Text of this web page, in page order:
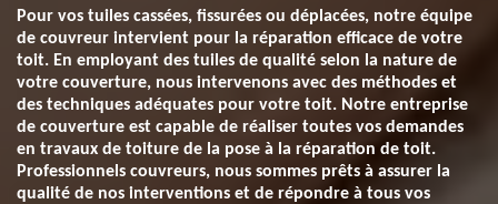
Pour vos tuiles cassées, fissurées ou déplacées, notre équipe
de couvreur intervient pour la réparation efficace de votre
toit. En employant des tuiles de qualité selon la nature de
votre couverture, nous intervenons avec des méthodes et
des techniques adéquates pour votre toit. Notre entreprise
de couverture est capable de réaliser toutes vos demandes
en travaux de toiture de la pose à la réparation de toit.
Professionnels couvreurs, nous sommes prêts à assurer la
qualité de nos interventions et de répondre à tous vos